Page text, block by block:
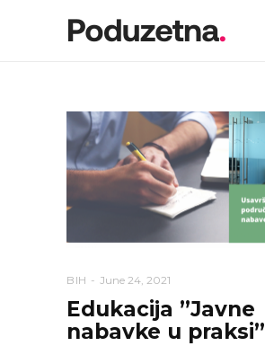
BIH June 24, 2021
Edukacija ”Javne
nabavke u praksi”